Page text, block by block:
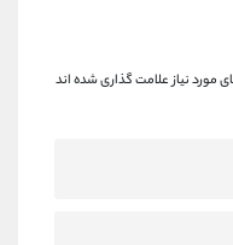
نیاز علامت گذاری شده اند